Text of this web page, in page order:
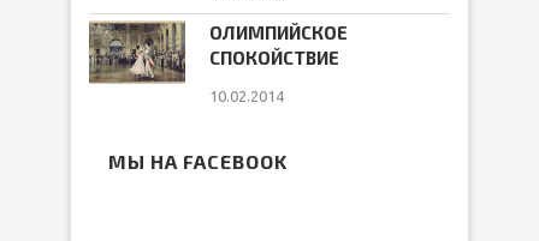
ОЛИМПИЙСКОЕ
СПОКОЙСТВИЕ
10.02.2014
МЫ НА FACEBOOK